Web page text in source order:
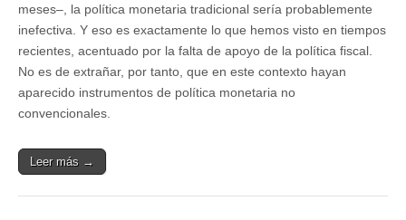
meses–, la política monetaria tradicional sería probablemente
inefectiva. Y eso es exactamente lo que hemos visto en tiempos
recientes, acentuado por la falta de apoyo de la política fiscal.
No es de extrañar, por tanto, que en este contexto hayan
aparecido instrumentos de política monetaria no
convencionales.
Leer más →